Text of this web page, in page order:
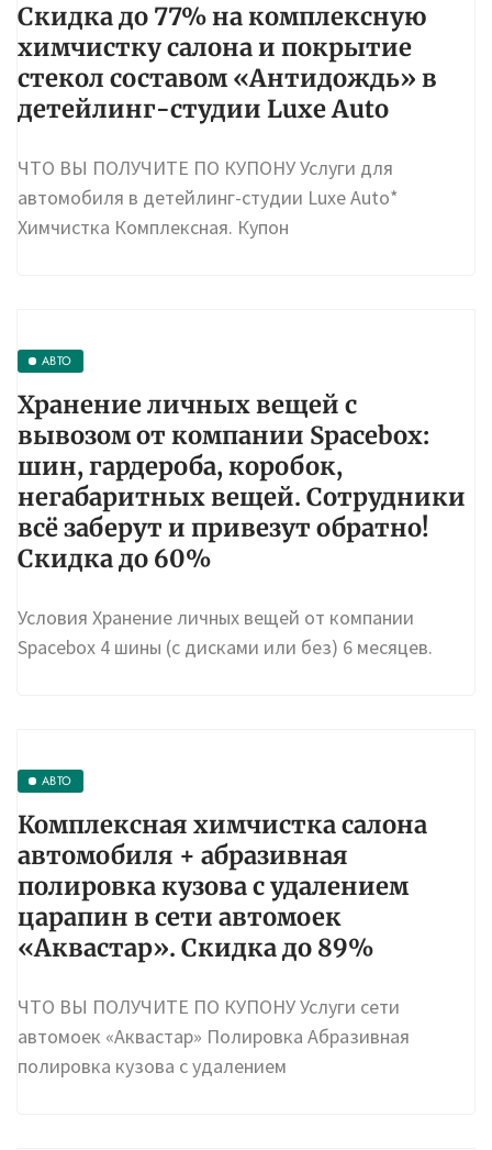
Скидка до 77% на комплексную
химчистку салона и покрытие
стекол составом «Антидождь» в
детейлинг-студии Luxe Auto
ЧТО ВЫ ПОЛУЧИТЕ ПО КУПОНУ Услуги для
автомобиля в детейлинг-студии Luxe Auto*
Химчистка Комплексная. Купон
АВТО
Хранение личных вещей с
вывозом от компании Spacebox:
шин, гардероба, коробок,
негабаритных вещей. Сотрудники
всё заберут и привезут обратно!
Скидка до 60%
Условия Хранение личных вещей от компании
Spacebox 4 шины (с дисками или без) 6 месяцев.
АВТО
Комплексная химчистка салона
автомобиля + абразивная
полировка кузова с удалением
царапин в сети автомоек
«Аквастар». Скидка до 89%
ЧТО ВЫ ПОЛУЧИТЕ ПО КУПОНУ Услуги сети
автомоек «Аквастар» Полировка Абразивная
полировка кузова с удалением